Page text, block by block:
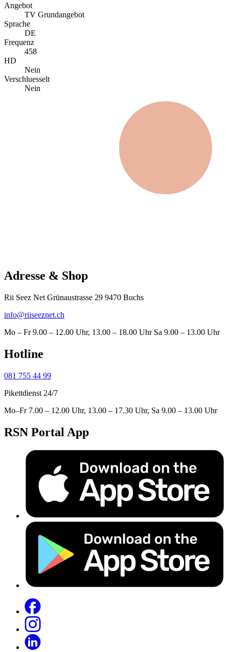
Angebot
TV Grundangebot
Sprache
DE
Frequenz
458
HD
Nein
Verschluesselt
Nein
Adresse & Shop
Rii Seez Net Grünaustrasse 29 9470 Buchs
info@riiseeznet.ch
Mo – Fr 9.00 – 12.00 Uhr, 13.00 – 18.00 Uhr Sa 9.00 – 13.00 Uhr
Hotline
081 755 44 99
Pikettdienst 24/7
Mo–Fr 7.00 – 12.00 Uhr, 13.00 – 17.30 Uhr, Sa 9.00 – 13.00 Uhr
RSN Portal App